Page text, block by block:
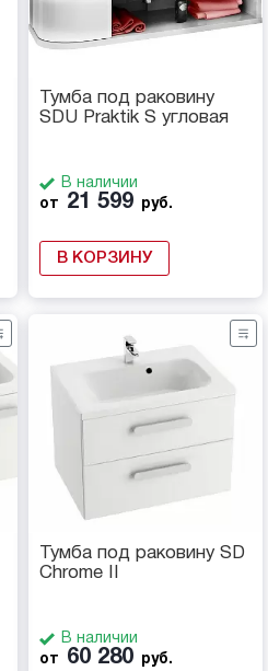
Тумба под раковину
SDU Praktik S угловая
В наличии
от
21 599 руб.
В КОРЗИНУ
Тумба под раковину SD
Chrome II
В наличии
от
60 280 руб.